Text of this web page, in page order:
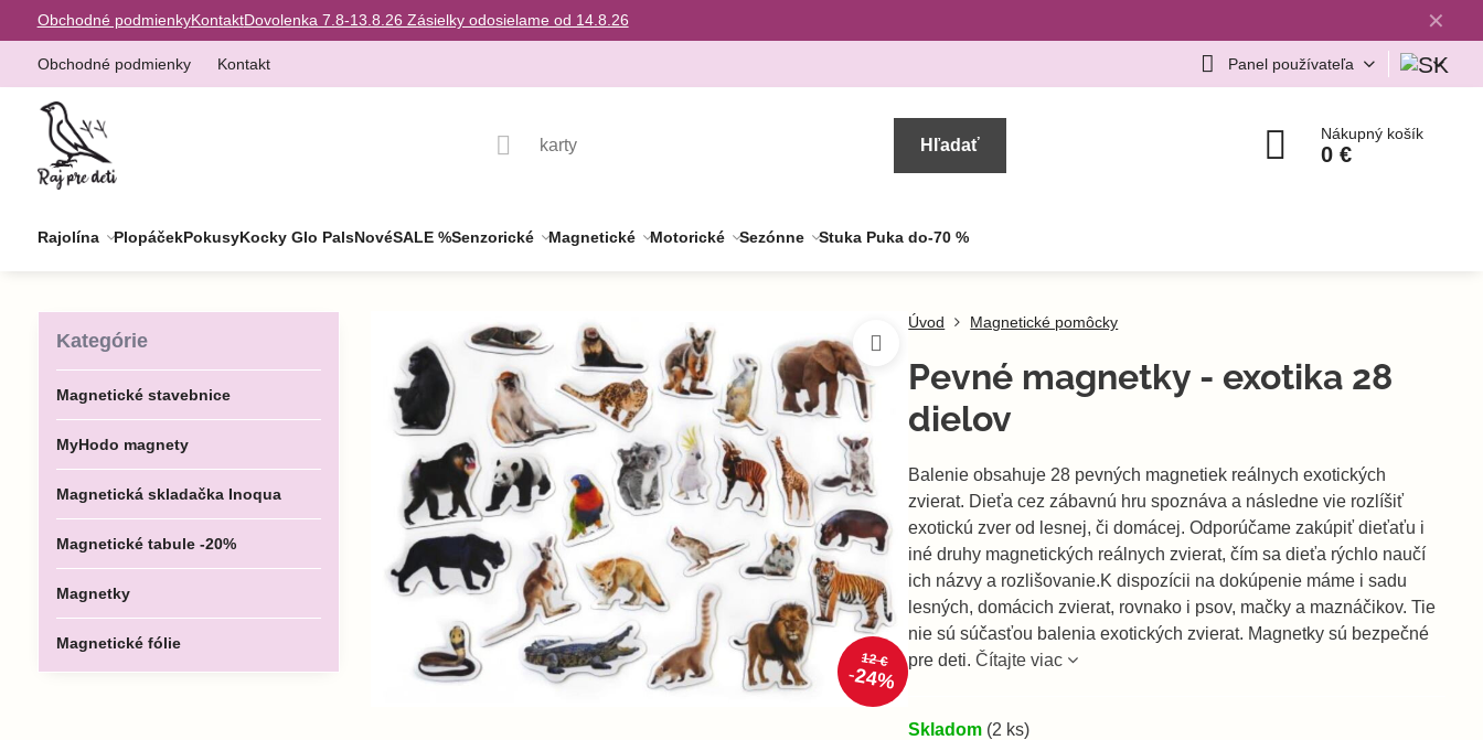
✕
Obchodné podmienkyKontaktDovolenka 7.8-13.8.26 Zásielky odosielame od 14.8.26
Obchodné podmienky Kontakt Panel používateľa
Hľadať
Nákupný košík
0 €
Rajolína PlopáčekPokusyKocky Glo PalsNovéSALE %Senzorické Magnetické Motorické Sezónne Stuka Puka do-70 %
12 €
24%
Úvod Magnetické pomôcky
Pevné magnetky - exotika 28
dielov
Balenie obsahuje 28 pevných magnetiek reálnych exotických
zvierat. Dieťa cez zábavnú hru spoznáva a následne vie rozlíšiť
exotickú zver od lesnej, či domácej. Odporúčame zakúpiť dieťaťu i
iné druhy magnetických reálnych zvierat, čím sa dieťa rýchlo naučí
ich názvy a rozlišovanie.K dispozícii na dokúpenie máme i sadu
lesných, domácich zvierat, rovnako i psov, mačky a maznáčikov. Tie
nie sú súčasťou balenia exotických zvierat. Magnetky sú bezpečné
pre deti.Čítajte viac
Skladom (2 ks)
Kategórie
Magnetické stavebnice
MyHodo magnety
Magnetická skladačka Inoqua
Magnetické tabule -20%
Magnetky
Magnetické fólie